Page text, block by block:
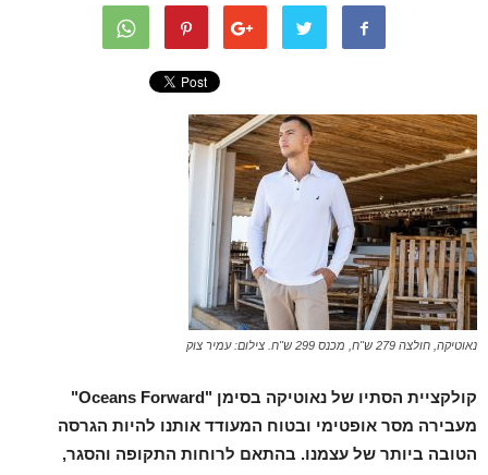
נאוטיקה, חולצה 279 ש"ח, מכנס 299 ש"ח. צילום: עמיר צוק
קולקציית הסתיו של נאוטיקה בסימן "Oceans Forward
"
מעבירה מסר אופטימי ובטוח המעודד אותנו להיות הגרסה
הטובה ביותר של עצמנו. בהתאם לרוחות התקופה והסגר,